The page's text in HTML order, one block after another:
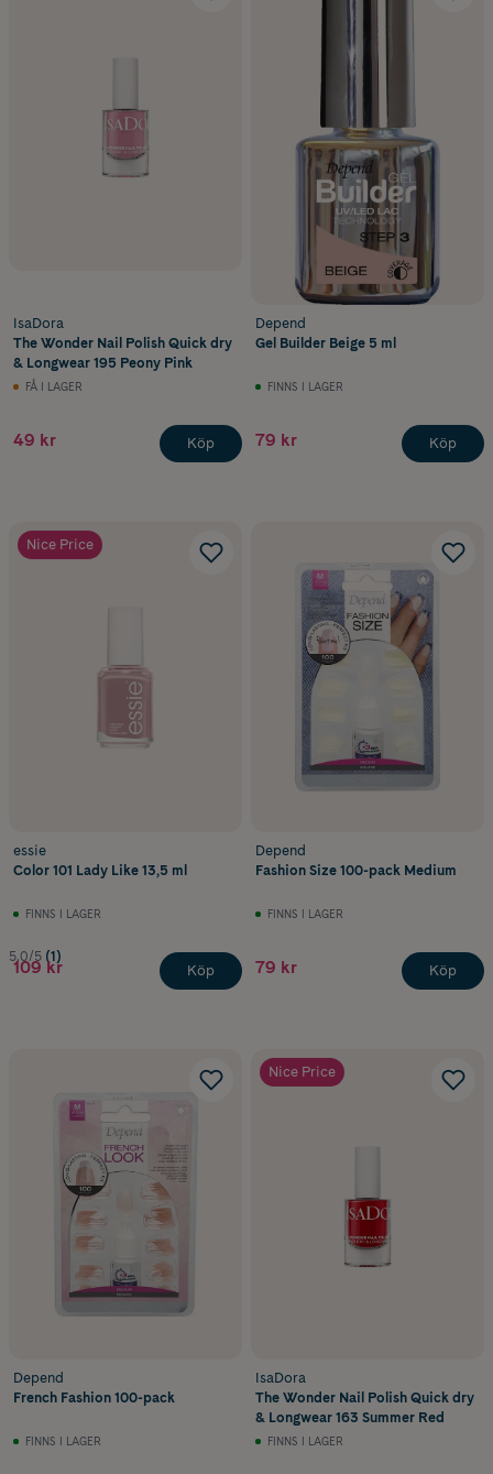
IsaDora
The Wonder Nail Polish Quick dry
& Longwear 195 Peony Pink
FÅ I LAGER
49 kr Köp
Depend
Gel Builder Beige 5 ml
FINNS I LAGER
79 kr Köp
Nice Price
essie
Color 101 Lady Like 13,5 ml
FINNS I LAGER
5.0/5 (1)
109 kr Köp
Depend
Fashion Size 100-pack Medium
FINNS I LAGER
79 kr Köp
Depend
French Fashion 100-pack
FINNS I LAGER
Nice Price
IsaDora
The Wonder Nail Polish Quick dry
& Longwear 163 Summer Red
FINNS I LAGER